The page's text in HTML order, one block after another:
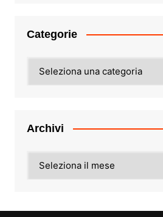
Categorie
Archivi